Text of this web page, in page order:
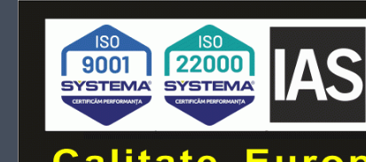
Skip to content